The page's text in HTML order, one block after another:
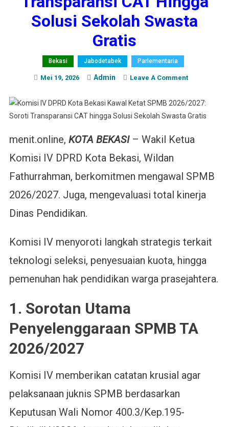
Solusi Sekolah Swasta
Gratis
Bekasi Jabodetabek Parlementaria
Mei 19, 2026 Admin Leave A CommentOn
IV
DPRD
Bekasi
SPMB
Soroti
Solusi
Swasta
Gratis
menit.online, KOTA BEKASI – Wakil Ketua
Komisi IV DPRD Kota Bekasi, Wildan
Fathurrahman, berkomitmen mengawal SPMB
2026/2027. Juga, mengevaluasi total kinerja
Dinas Pendidikan.
Komisi IV menyoroti langkah strategis terkait
teknologi seleksi, penyesuaian kuota, hingga
pemenuhan hak pendidikan warga prasejahtera.
1. Sorotan Utama
Penyelenggaraan SPMB TA
2026/2027
Komisi IV memberikan catatan krusial agar
pelaksanaan juknis SPMB berdasarkan
Keputusan Wali Nomor 400.3/Kep.195-